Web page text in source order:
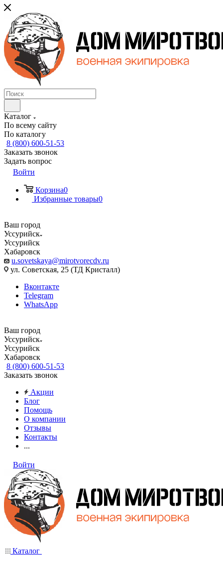
Каталог
По всему сайту
По каталогу
8 (800) 600-51-53
Заказать звонок
Задать вопрос
Войти
Корзина0
Избранные товары0
Ваш город
Уссурийск
Уссурийск
Хабаровск
u.sovetskaya@mirotvorecdv.ru
ул. Советская, 25 (ТД Кристалл)
Вконтакте
Telegram
WhatsApp
Ваш город
Уссурийск
Уссурийск
Хабаровск
8 (800) 600-51-53
Заказать звонок
Акции
Блог
Помощь
О компании
Отзывы
Контакты
...
Войти
Каталог